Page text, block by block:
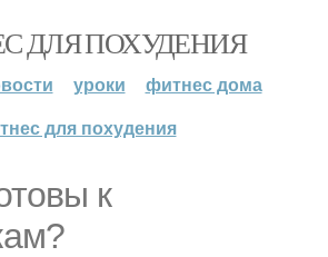
ДЛЯ ПОХУДЕНИЯ
уроки
фитнес дома
для похудения
к